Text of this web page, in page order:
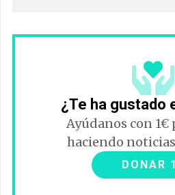
¿Te ha gustado
Ayúdanos con 1€
haciendo
DONAR